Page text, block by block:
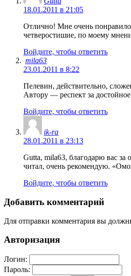
18.01.2011 в 21:05
Отлично! Мне очень
четверостишие, по моему
Войдите, чтобы ответить
mila63
23.01.2011 в 8:22
Пелевин, действительно,
Автору — респект за
Войдите, чтобы ответить
ik-ra
28.01.2011 в 23:13
Gutta, mila63, благодарю вас за
читал, очень рекомендую.
Войдите, чтобы ответить
Добавить комментарий
Для отправки комментария вы
Авторизация
Логин:
Пароль: